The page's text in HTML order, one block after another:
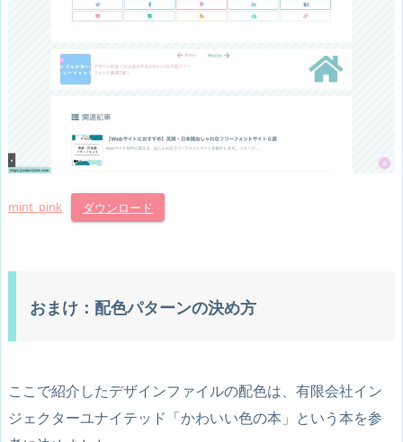
mint_pink ダウンロード
おまけ：配色パターンの決め方
ここで紹介したデザインファイルの配色は、有限会社イン
ジェクターユナイテッド「かわいい色の本」という本を参